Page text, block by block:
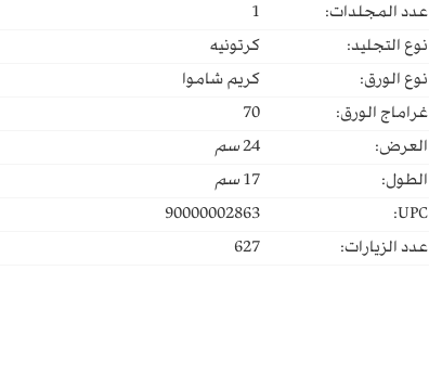
عدد المجلدات:
1
نوع التجليد:
كرتونيه
نوع الورق:
كريم شاموا
غراماج الورق:
70
العرض:
24سم
الطول:
17سم
UPC:
90000002863
عدد الزيارات:
627